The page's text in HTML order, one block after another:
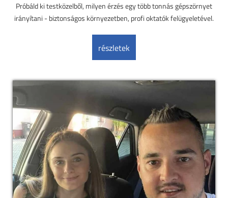
Próbáld ki testközelből, milyen érzés egy több tonnás gépszörnyet
irányítani - biztonságos környezetben, profi oktatók felügyeletével.
részletek